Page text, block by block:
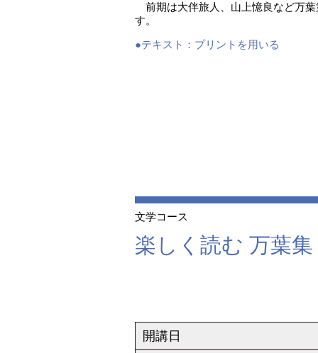
前期は大伴旅人、山上憶良など万
す。
●テキスト： プリントを用いる
文学コース
楽しく読む 万葉
開講日